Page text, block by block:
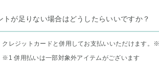
トが足りない場合はどうしたらいいですか？
クレジットカードと併用してお支払いいただけます。
※1 併用払いは一部対象外アイテムがございます